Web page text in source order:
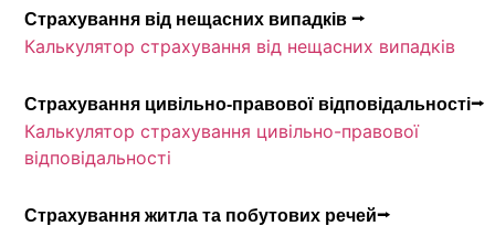
Страхування від нещасних випадків ⭢
Калькулятор страхування від нещасних випадків
Страхування цивільно-правової відповідальності⭢
Калькулятор страхування цивільно-правової
відповідальності
Страхування житла та побутових речей⭢